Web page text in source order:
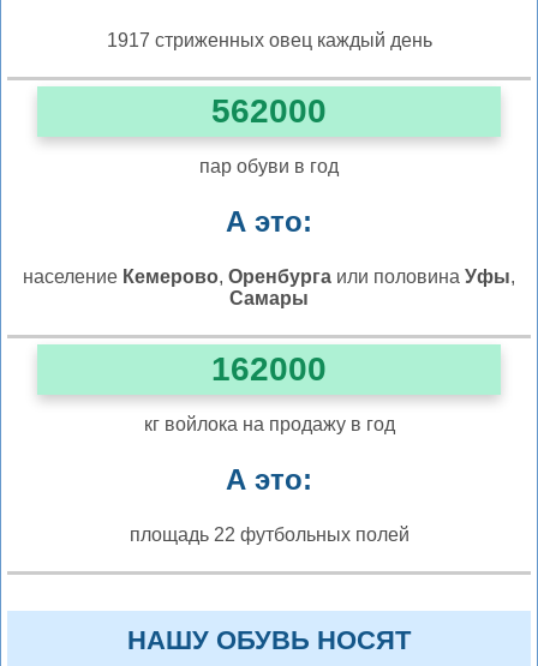
1917 стриженных овец каждый день
562000
пар обуви в год
А это:
население Кемерово, Оренбурга или половина Уфы,
Самары
162000
кг войлока на продажу в год
А это:
площадь 22 футбольных полей
НАШУ ОБУВЬ НОСЯТ